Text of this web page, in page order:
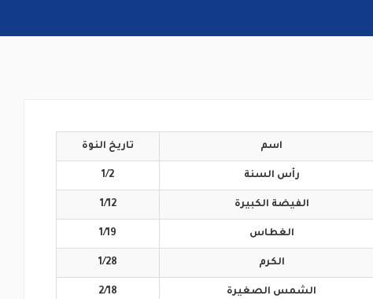
اسم تاريخ النوة
رأس السنة 1/2
الفيضة الكبيرة 1/12
الغطاس 1/19
الكرم 1/28
الشمس الصغيرة 2/18